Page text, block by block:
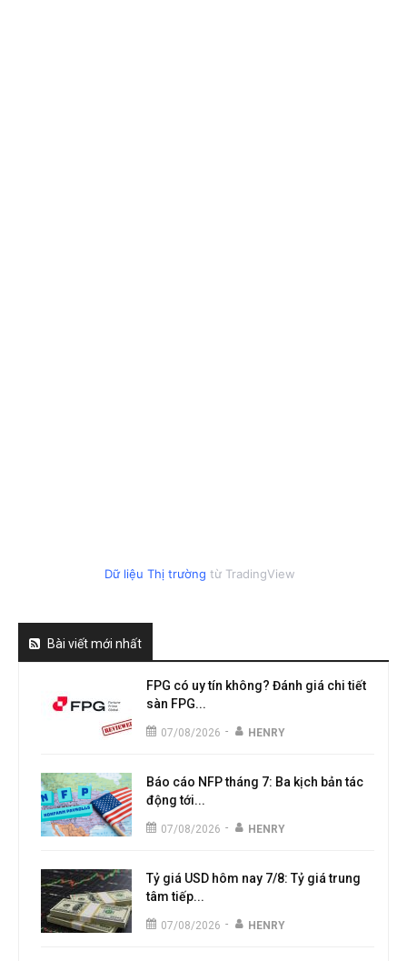
Dữ liệu Thị trường từ TradingView
Bài viết mới nhất
FPG có uy tín không? Đánh giá chi tiết
sàn FPG...
07/08/2026 - HENRY
Báo cáo NFP tháng 7: Ba kịch bản tác
động tới...
07/08/2026 - HENRY
Tỷ giá USD hôm nay 7/8: Tỷ giá trung
tâm tiếp...
07/08/2026 - HENRY